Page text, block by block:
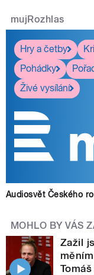
mujRozhlas
Hry a četby
Pohádky
Živé vysílání
Audiosvět Českého
MOHLO BY VÁS
Zažil